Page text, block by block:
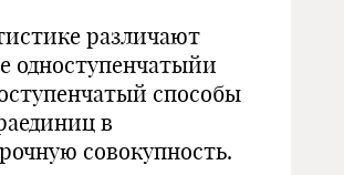
различают
одноступенчатыйи
способы
в
совокупность.